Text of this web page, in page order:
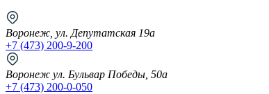
Воронеж, ул. Депутатская 19а
+7 (473) 200-9-200
Воронеж ул. Бульвар Победы, 50а
+7 (473) 200-0-050